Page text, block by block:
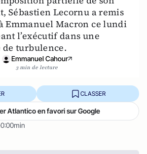
Sébastien Lecornu a remis
Emmanuel Macron ce lundi
l’exécutif dans une
turbulence.
Emmanuel Cahour
3 min de lecture
0:00min
CLASSER
Atlantico en favori sur Google